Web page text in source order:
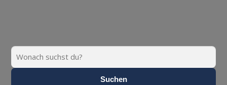
Suchen
Suchen